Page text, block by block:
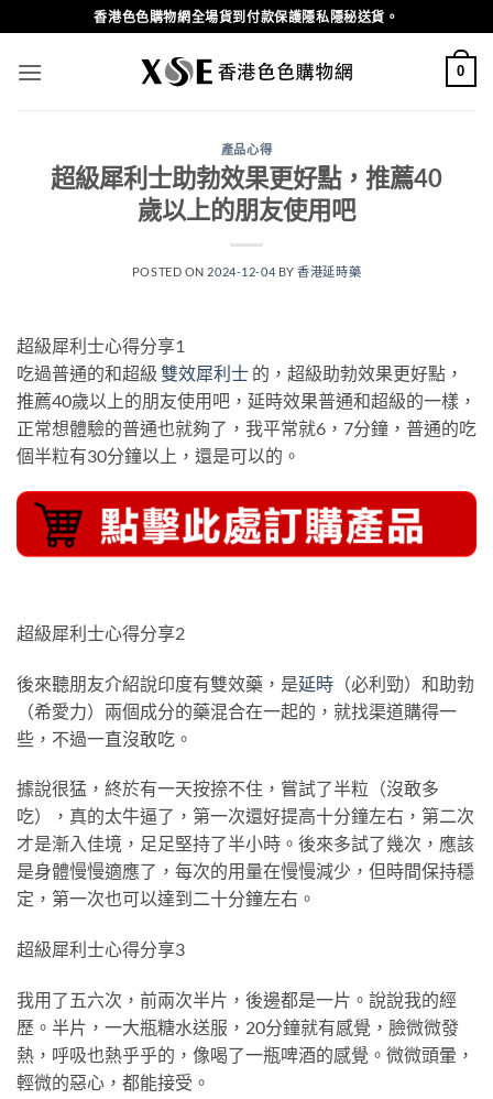
to
content
香港色色購物網全場貨到付款保護隱私隱秘送貨。
0
產品心得
超級犀利士助勃效果更好點，推薦40
歲以上的朋友使用吧
POSTED ON 2024-12-04 BY香港延時藥
超級犀利士心得分享1
吃過普通的和超級 雙效犀利士 的，超級助勃效果更好點，
推薦40歲以上的朋友使用吧，延時效果普通和超級的一樣，
正常想體驗的普通也就夠了，我平常就6，7分鐘，普通的吃
個半粒有30分鐘以上，還是可以的。
超級犀利士心得分享2
後來聽朋友介紹說印度有雙效藥，是延時 （必利勁）和助勃
（希愛力）兩個成分的藥混合在一起的，就找渠道購得一
些，不過一直沒敢吃。
據說很猛，終於有一天按捺不住，嘗試了半粒（沒敢多
吃），真的太牛逼了，第一次還好提高十分鐘左右，第二次
才是漸入佳境，足足堅持了半小時。後來多試了幾次，應該
是身體慢慢適應了，每次的用量在慢慢減少，但時間保持穩
定，第一次也可以達到二十分鐘左右。
超級犀利士心得分享3
我用了五六次，前兩次半片，後邊都是一片。說說我的經
歷。半片，一大瓶糖水送服，20分鐘就有感覺，臉微微發
熱，呼吸也熱乎乎的，像喝了一瓶啤酒的感覺。微微頭暈，
輕微的惡心，都能接受。